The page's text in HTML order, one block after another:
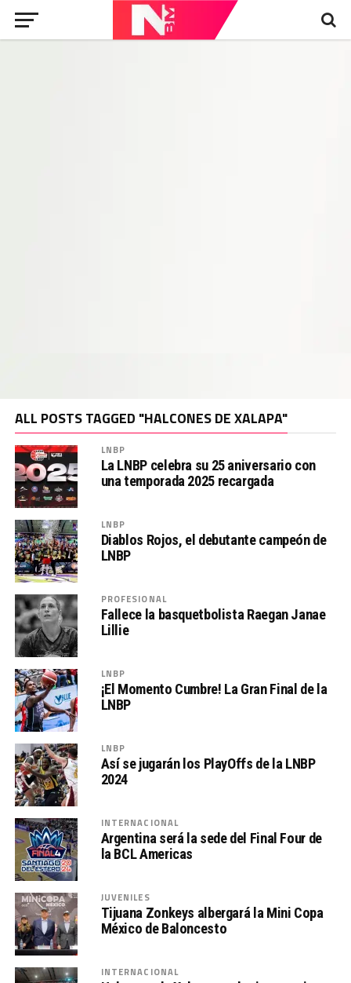
ALL POSTS TAGGED "HALCONES DE XALAPA"
LNBP
La LNBP celebra su 25 aniversario con
una temporada 2025 recargada
LNBP
Diablos Rojos, el debutante campeón de
LNBP
PROFESIONAL
Fallece la basquetbolista Raegan Janae
Lillie
LNBP
¡El Momento Cumbre! La Gran Final de la
LNBP
LNBP
Así se jugarán los PlayOffs de la LNBP
2024
INTERNACIONAL
Argentina será la sede del Final Four de
la BCL Americas
JUVENILES
Tijuana Zonkeys albergará la Mini Copa
México de Baloncesto
INTERNACIONAL